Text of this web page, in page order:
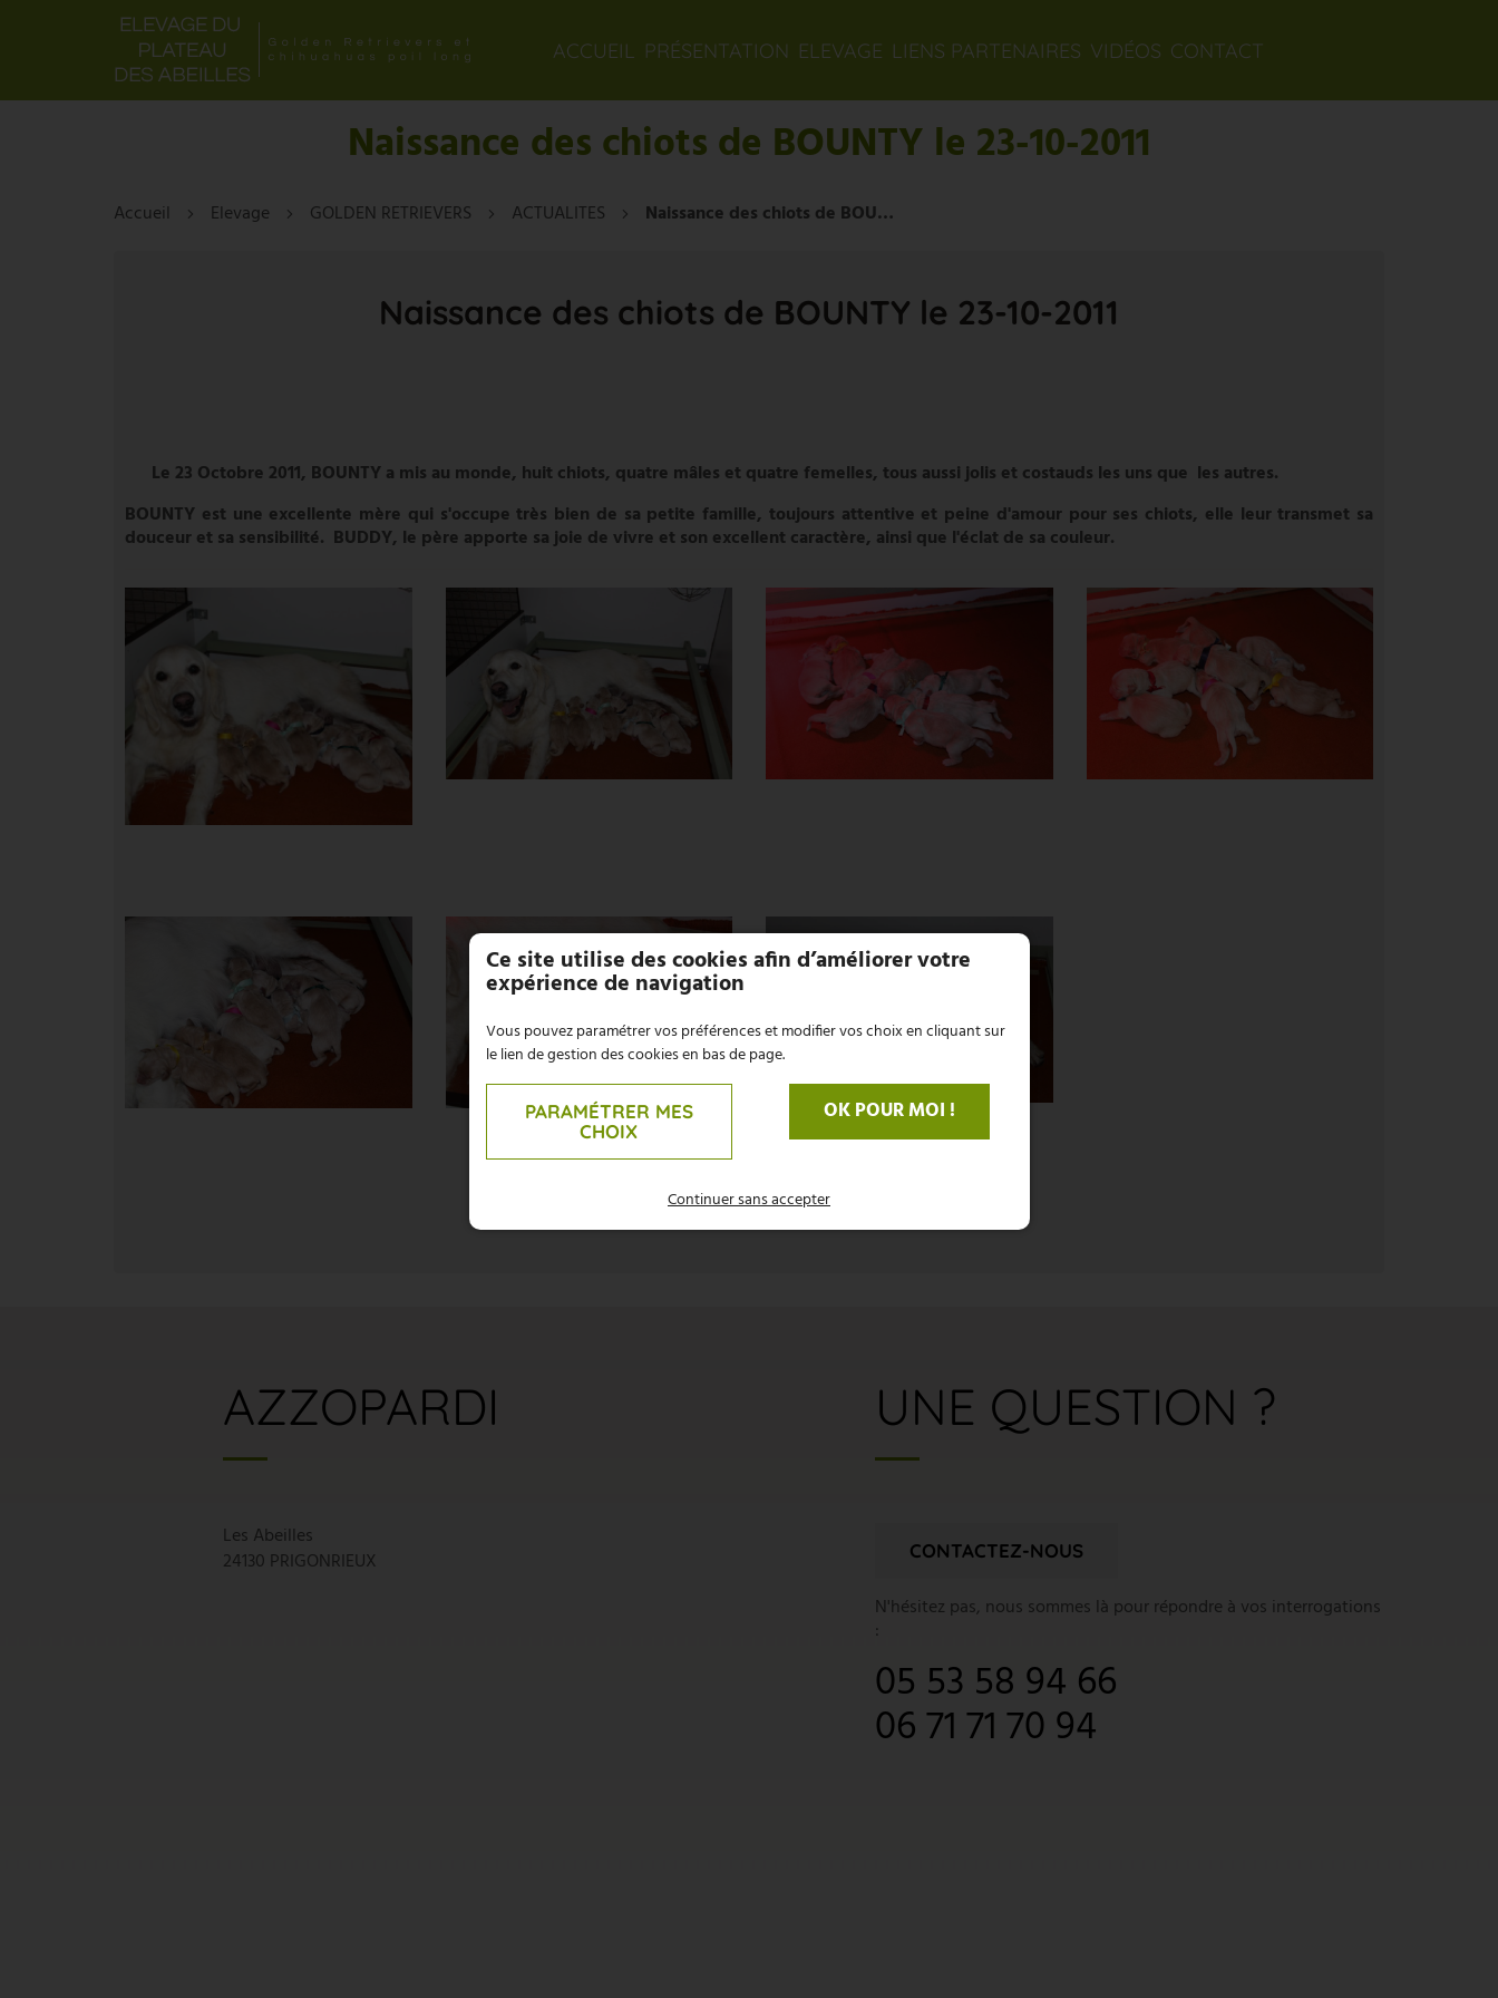
ACCUEIL PRÉSENTATION ELEVAGE LIENS PARTENAIRES VIDÉOS CONTACT
Naissance des chiots de BOUNTY le 23-10-2011
Accueil Elevage GOLDEN RETRIEVERS ACTUALITES Naissance des chiots de BOUNTY le 23-10-2011
Naissance des chiots de BOUNTY le 23-10-2011
Le 23 Octobre 2011, BOUNTY a mis au monde, huit chiots, quatre mâles et quatre femelles, tous aussi jolis et costauds les uns que les autres.
BOUNTY est une excellente mère qui s'occupe très bien de sa petite famille, toujours attentive et peine d'amour pour ses chiots, elle leur transmet sa
douceur et sa sensibilité. BUDDY, le père apporte sa joie de vivre et son excellent caractère, ainsi que l'éclat de sa couleur.
UNE QUESTION ?
CONTACTEZ-NOUS
N'hésitez pas, nous sommes là pour répondre à vos interrogations
:
05 53 58 94 66
06 71 71 70 94
AZZOPARDI
Les Abeilles
24130 PRIGONRIEUX
Ce site utilise des cookies afin d’améliorer votre
expérience de navigation
Vous pouvez paramétrer vos préférences et modifier vos choix en cliquant sur
le lien de gestion des cookies en bas de page.
PARAMÉTRER MES
CHOIX
OK POUR MOI !
Continuer sans accepter